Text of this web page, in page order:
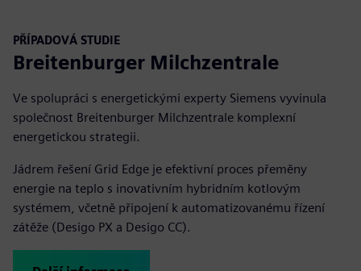
PŘÍPADOVÁ STUDIE
Breitenburger Milchzentrale
Ve spolupráci s energetickými experty Siemens vyvinula
společnost Breitenburger Milchzentrale komplexní
energetickou strategii.
Jádrem řešení Grid Edge je efektivní proces přeměny
energie na teplo s inovativním hybridním kotlovým
systémem, včetně připojení k automatizovanému řízení
zátěže (Desigo PX a Desigo CC).